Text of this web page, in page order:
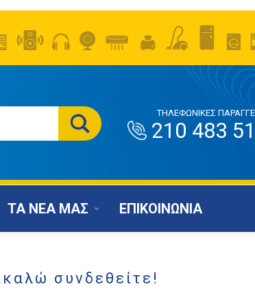
ΤΗΛΕΦΩΝΙΚΕΣ
210 483
ΤΑ ΝΕΑ ΜΑΣ ΕΠΙΚΟΙΝΩΝΙΑ
συνδεθείτε!